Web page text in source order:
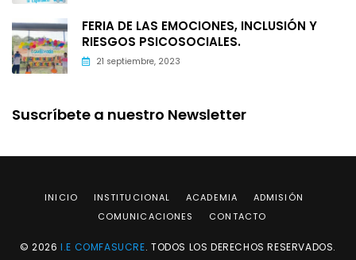
FERIA DE LAS EMOCIONES, INCLUSIÓN Y
RIESGOS PSICOSOCIALES.
21 septiembre, 2023
Suscríbete a nuestro Newsletter
INICIO INSTITUCIONAL ACADEMIA
ADMISIÓN
COMUNICACIONES
CONTACTO
© 2026I.E COMFASUCRE. TODOS LOS DERECHOS RESERVADOS.